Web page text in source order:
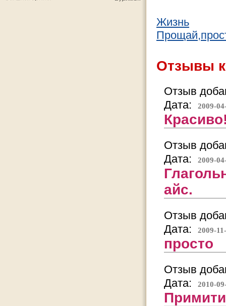
Жизнь
Отзывы
Отзыв
Дата:
2009-
Отзыв
Дата:
2009-
айс.
Отзыв
Дата:
2009-
просто
Отзыв
Дата:
2010-